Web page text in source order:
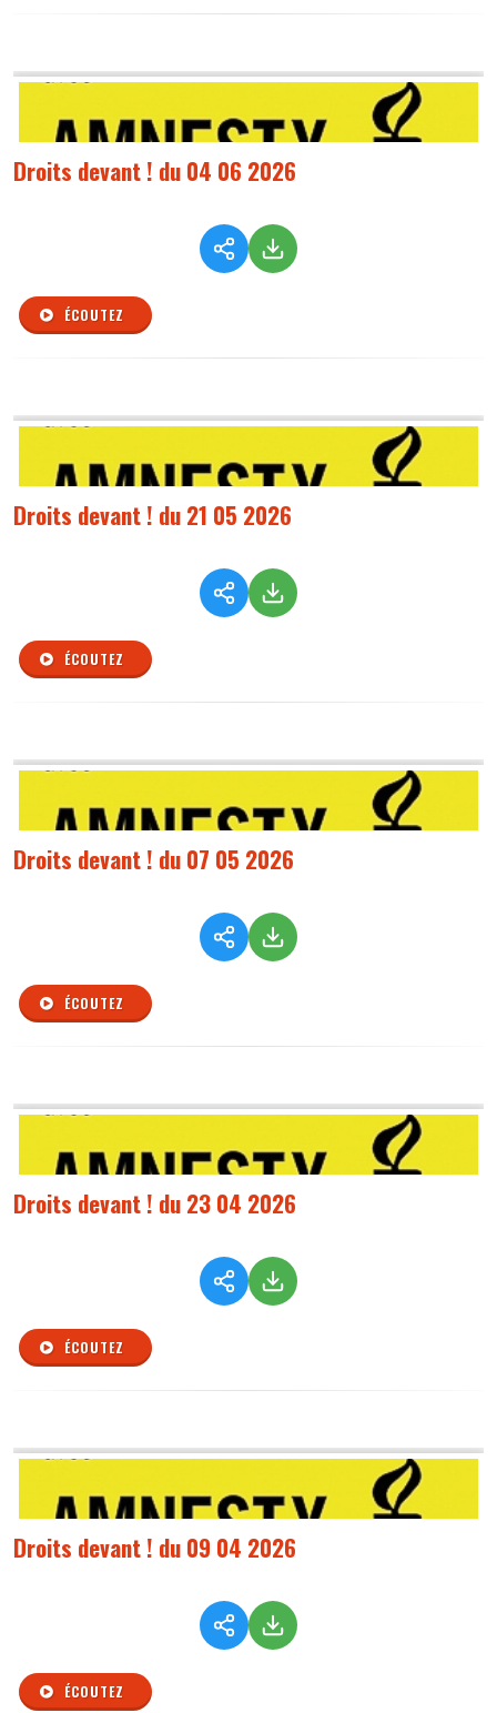
Droits devant ! du 04 06 2026
ÉCOUTEZ
Droits devant ! du 21 05 2026
ÉCOUTEZ
Droits devant ! du 07 05 2026
ÉCOUTEZ
Droits devant ! du 23 04 2026
ÉCOUTEZ
Droits devant ! du 09 04 2026
ÉCOUTEZ